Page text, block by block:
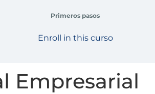
Primeros pasos
Enroll in this curso
Empresarial